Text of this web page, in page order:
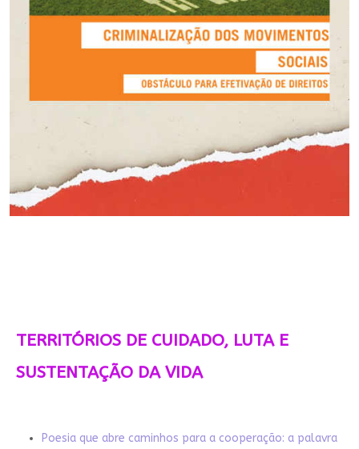
TERRITÓRIOS DE CUIDADO, LUTA E
SUSTENTAÇÃO DA VIDA
Poesia que abre caminhos para a cooperação: a palavra